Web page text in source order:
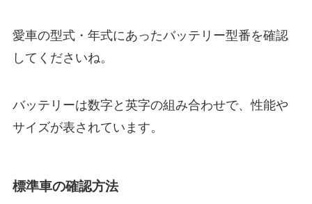
愛車の型式・年式にあったバッテリー型番を確認
してくださいね。
バッテリーは数字と英字の組み合わせで、性能や
サイズが表されています。
標準車の確認方法